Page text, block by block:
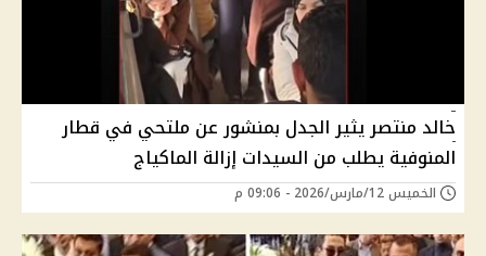
خالد منتصر يثير الجدل بمنشور عن ملتحي في قطار
المنوفية يطلب من السيدات إزالة الماكياج
الخميس 12/مارس/2026 - 09:06 م